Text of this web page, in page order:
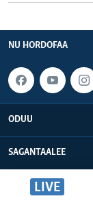
LIVE
NU HORDOFAA
ODUU
SAGANTAALEE
WAA’EE KEENYA